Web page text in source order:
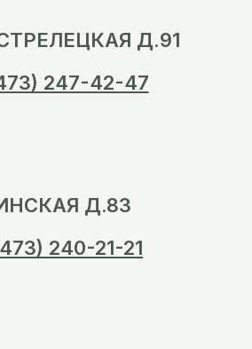
Д.91
247-42-47
Д.83
240-21-21